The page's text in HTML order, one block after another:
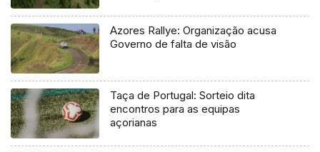
Azores Rallye: Organização acusa
Governo de falta de visão
Taça de Portugal: Sorteio dita
encontros para as equipas
açorianas